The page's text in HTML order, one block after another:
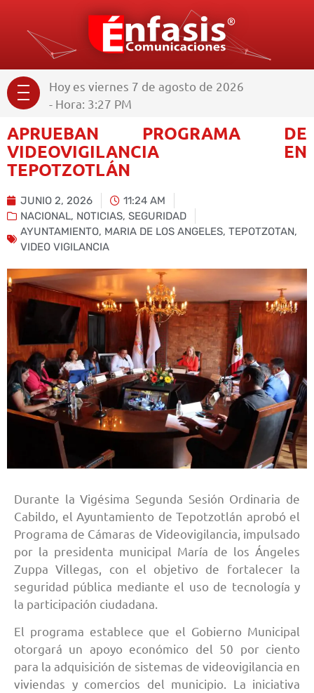
Hoy es viernes 7 de agosto de 2026
- Hora: 3:27 PM
APRUEBAN PROGRAMA DE
VIDEOVIGILANCIA EN
TEPOTZOTLÁN
JUNIO 2, 2026
11:24 AM
NACIONAL, NOTICIAS, SEGURIDAD
AYUNTAMIENTO, MARIA DE LOS ANGELES, TEPOTZOTAN,
VIDEO VIGILANCIA
Durante la Vigésima Segunda Sesión Ordinaria de
Cabildo, el Ayuntamiento de Tepotzotlán aprobó el
Programa de Cámaras de Videovigilancia, impulsado
por la presidenta municipal María de los Ángeles
Zuppa Villegas, con el objetivo de fortalecer la
seguridad pública mediante el uso de tecnología y
la participación ciudadana.
El programa establece que el Gobierno Municipal
otorgará un apoyo económico del 50 por ciento
para la adquisición de sistemas de videovigilancia en
viviendas y comercios del municipio. La iniciativa